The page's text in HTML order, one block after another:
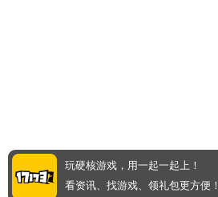
玩硬核游戏，用一起一起上！
看资讯、找游戏、领礼包更方便！